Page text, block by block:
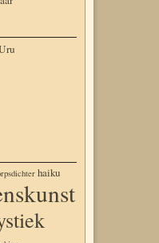
haiku